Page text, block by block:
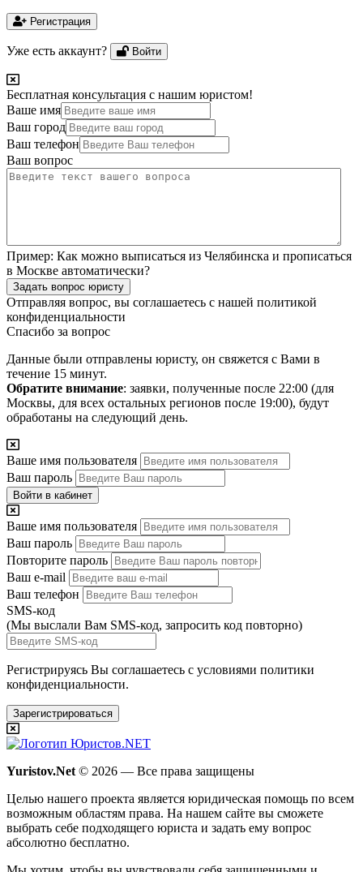
Регистрация
Уже есть аккаунт? Войти
Бесплатная консультация с нашим юристом!
Ваше имя
Ваш город
Ваш телефон
Ваш вопрос
Пример: Как можно выписаться из Челябинска и прописаться
в Москве автоматически?
Задать вопрос юристу
Отправляя вопрос, вы соглашаетесь с нашей политикой
конфиденциальности
Спасибо за вопрос
Данные были отправлены юристу, он свяжется с Вами в
течение 15 минут.
Обратите внимание: заявки, полученные после 22:00 (для
Москвы, для всех остальных регионов после 19:00), будут
обработаны на следующий день.
Ваше имя пользователя
Ваш пароль
Войти в кабинет
Ваше имя пользователя
Ваш пароль
Повторите пароль
Ваш e-mail
Ваш телефон
SMS-код
(Мы выслали Вам SMS-код, запросить код повторно)
Регистрируясь Вы соглашаетесь с условиями политики
конфиденциальности.
Зарегистрироваться
Yuristov.Net © 2026 — Все права защищены
Целью нашего проекта является юридическая помощь по всем
возможным областям права. На нашем сайте вы сможете
выбрать себе подходящего юриста и задать ему вопрос
абсолютно бесплатно.